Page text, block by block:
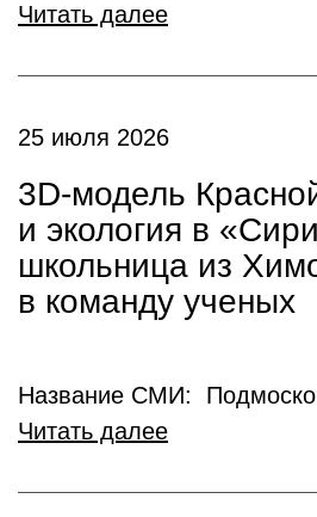
Читать далее
25 июля 2026
3D-модель
и экология в
школьница из
в команду ученых
Название СМИ:
Читать далее